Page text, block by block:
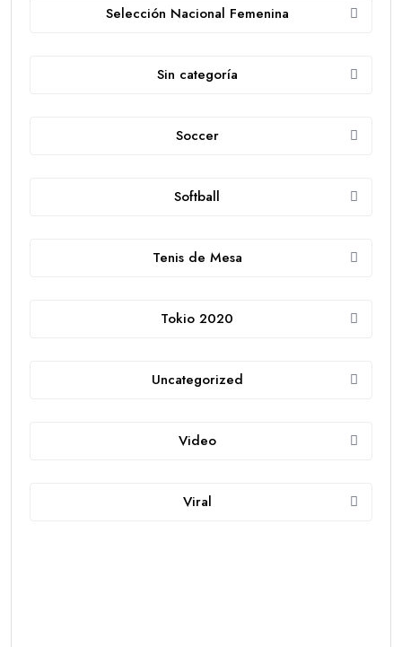
Selección Nacional Femenina
Sin categoría
Soccer
Softball
Tenis de Mesa
Tokio 2020
Uncategorized
Video
Viral